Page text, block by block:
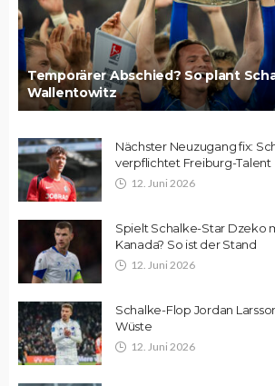
Temporärer Abschied? So plant
Wallentowitz
Nächster Neuzugang fix:
verpflichtet Freiburg-Talent
12. Juni 2026
Spielt Schalke-Star Dzeko
Kanada? So ist der Stand
12. Juni 2026
Schalke-Flop Jordan
Wüste
12. Juni 2026